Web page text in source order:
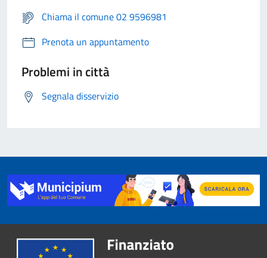
Chiama il comune 02 9596981
Prenota un appuntamento
Problemi in città
Segnala disservizio